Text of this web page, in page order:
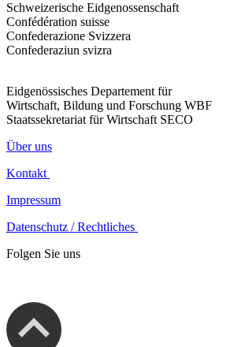
Schweizerische Eidgenossenschaft
Confédération suisse
Confederazione Svizzera
Confederaziun svizra
Eidgenössisches Departement für
Wirtschaft, Bildung und Forschung WBF
Staatssekretariat für Wirtschaft SECO
Über uns
Kontakt
Impressum
Datenschutz / Rechtliches
Folgen Sie uns